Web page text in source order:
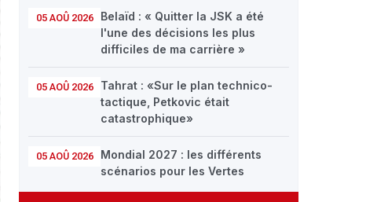
05 AOÛ 2026
Belaïd : « Quitter la JSK a été
l'une des décisions les plus
difficiles de ma carrière »
05 AOÛ 2026
Tahrat : «Sur le plan technico-
tactique, Petkovic était
catastrophique»
05 AOÛ 2026
Mondial 2027 : les différents
scénarios pour les Vertes